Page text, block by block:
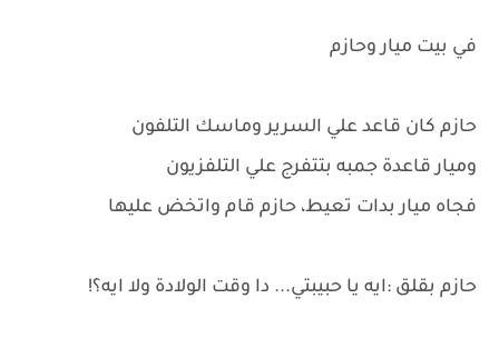
في بيت ميار وحازم
حازم كان قاعد علي السرير وماسك التلفون
وميار قاعدة جمبه بتتفرج علي التلفزيون
فجاه ميار بدات تعيط، حازم قام واتخض عليها
حازم بقلق :ايه يا حبيبتي... دا وقت الولادة ولا ايه؟!